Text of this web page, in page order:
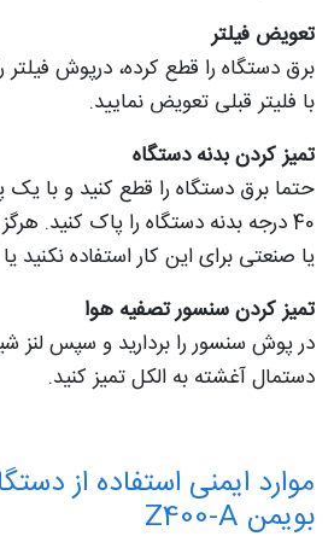
تعویض فیلتر
برق دستگاه را قطع کرده، درپوش فیلتر
با فلیتر قبلی تعویض نمایید.
تمیز کردن بدنه دستگاه
حتما برق دستگاه را قطع کنید و با یک
40 درجه بدنه دستگاه را پاک کنید.
یا صنعتی برای این کار استفاده نکنید
تمیز کردن سنسور تصفیه هوا
در پوش سنسور را بردارید و سپس لنز
دستمال آغشته به الکل تمیز کنید.
موارد ایمنی استفاده از
بویمن Z400-A